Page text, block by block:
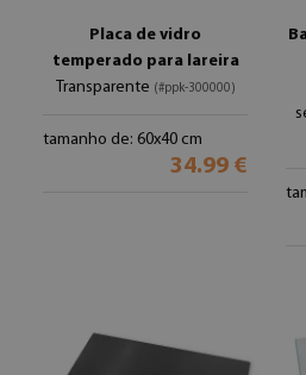
Placa de vidro
temperado para lareira
Transparente (#ppk-300000)
tamanho de: 60x40 cm
34.99 €